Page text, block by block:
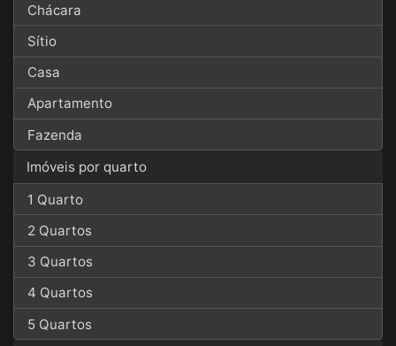
Chácara
Sítio
Casa
Apartamento
Fazenda
Imóveis por quarto
1 Quarto
2 Quartos
3 Quartos
4 Quartos
5 Quartos